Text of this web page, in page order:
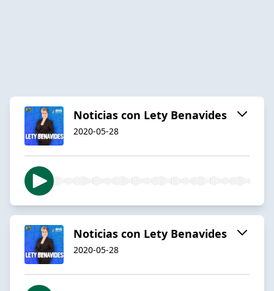
Noticias con Lety Benavides
2020-05-28
Noticias con Lety Benavides
2020-05-28